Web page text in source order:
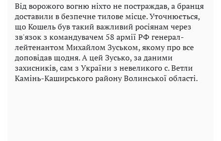
Від ворожого вогню ніхто не постраждав, а бранця
доставили в безпечне тилове місце. Уточнюється,
що Кошель був такий важливий росіянам через
зв'язок з командувачем 58 армії РФ генерал-
лейтенантом Михайлом Зуськом, якому про все
доповідав щодня. А цей Зусько, за даними
захисників, сам з України з невеликого с. Ветли
Камінь-Каширського району Волинської області.